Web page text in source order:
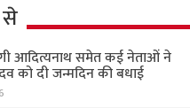
आदित्यनाथ समेत कई नेताओं ने
को दी जन्मदिन की बधाई